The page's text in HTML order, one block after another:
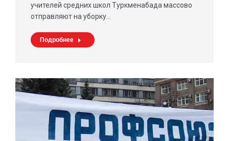
учителей средних школ Туркменабада массово
отправляют на уборку…
Подробнее